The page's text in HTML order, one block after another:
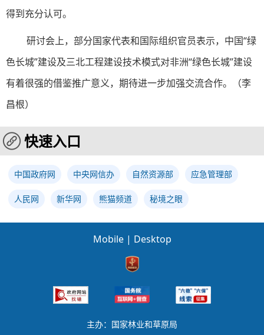
得到充分认可。
研讨会上，部分国家代表和国际组织官员表示，中国“绿
色长城”建设及三北工程建设技术模式对非洲“绿色长城”建设
有着很强的借鉴推广意义，期待进一步加强交流合作。（李
昌根）
快速入口
中国政府网 中央网信办 自然资源部 应急管理部
人民网 新华网 熊猫频道 秘境之眼
Mobile | Desktop
主办：国家林业和草原局